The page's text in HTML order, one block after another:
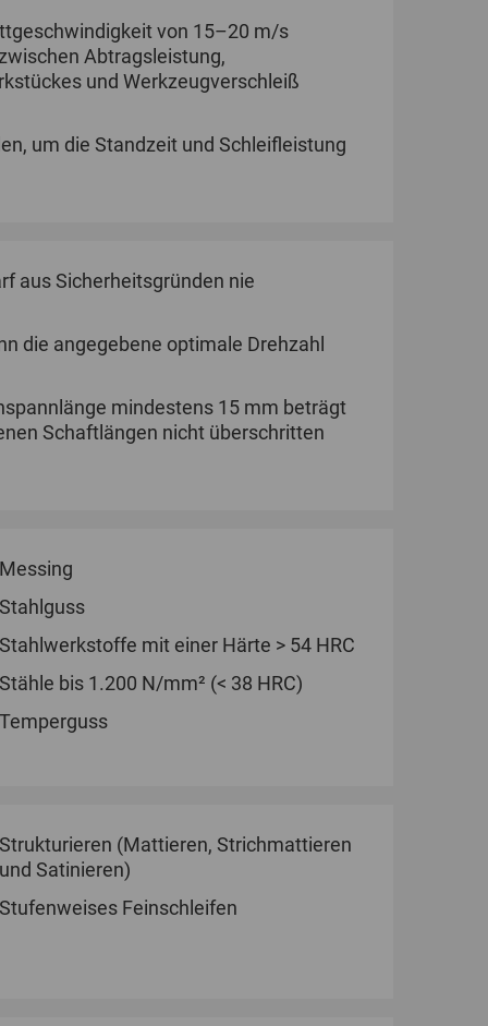
von 15–20 m/s
Abtragsleistung,
und Werkzeugverschleiß
um die Standzeit und Schleifleistung
aus Sicherheitsgründen nie
die angegebene optimale Drehzahl
mindestens 15 mm beträgt
Schaftlängen nicht überschritten
Messing
Stahlguss
Stahlwerkstoffe mit einer Härte > 54 HRC
Stähle bis 1.200 N/mm² (< 38 HRC)
Temperguss
Strukturieren (Mattieren, Strichmattieren
und Satinieren)
Stufenweises Feinschleifen